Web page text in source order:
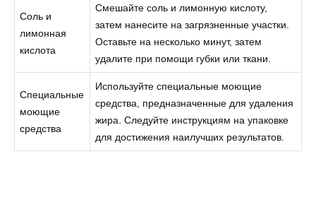
Соль и
лимонная
кислота
Смешайте соль и лимонную кислоту,
затем нанесите на загрязненные участки.
Оставьте на несколько минут, затем
удалите при помощи губки или ткани.
Специальные
моющие
средства
Используйте специальные моющие
средства, предназначенные для удаления
жира. Следуйте инструкциям на упаковке
для достижения наилучших результатов.